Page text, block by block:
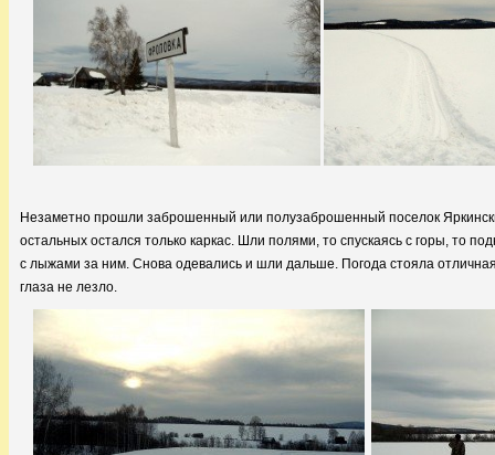
Незаметно прошли заброшенный или полузаброшенный поселок
остальных остался только каркас. Шли полями, то спускаясь с горы, то
с лыжами за ним. Снова одевались и шли дальше. Погода стояла
глаза не лезло.